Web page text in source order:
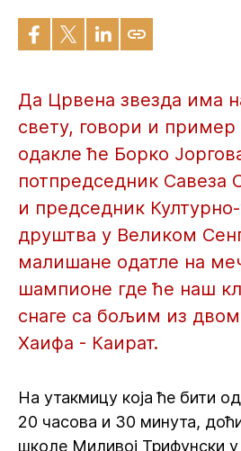
Да Црвена звезда има
свету, говори и пример
одакле ће Борко
потпредседник Савеза
и председник
друштва у Великом
малишане одатле на
шампионе где ће наш
снаге са бољим из
Хаифа - Каират.
На утакмицу која ће бити
20 часова и 30 минута,
школе Миливој Трифунски